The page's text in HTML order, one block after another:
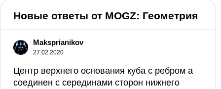
Новые ответы от MOGZ: Геометрия
Maksprianikov
27.02.2020
Центр верхнего основания куба с ребром а
соединен с серединами сторон нижнего